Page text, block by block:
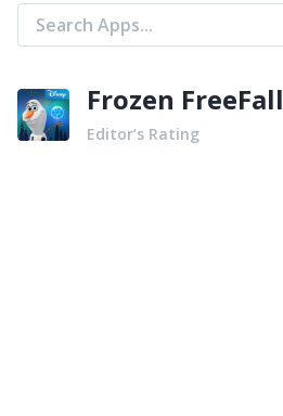
Frozen FreeFall
Editor’s Rating